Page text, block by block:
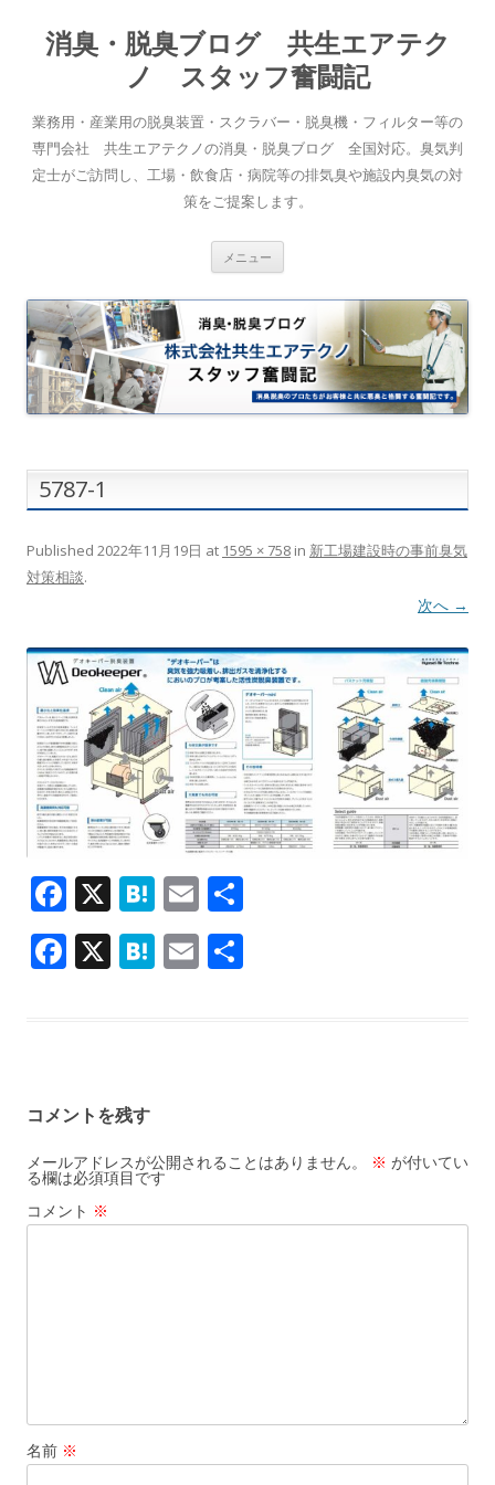
消臭・脱臭ブログ 共生エアテク
ノ スタッフ奮闘記
業務用・産業用の脱臭装置・スクラバー・脱臭機・フィルター等の
専門会社 共生エアテクノの消臭・脱臭ブログ 全国対応。臭気判
定士がご訪問し、工場・飲食店・病院等の排気臭や施設内臭気の対
策をご提案します。
メニュー
5787-1
Published 2022年11月19日 at 1595 × 758 in 新工場建設時の事前臭気
対策相談.
次へ →
F
ac
e
k
X H
at
e
E
m
ai
F
ac
o
k
X H
at
E
m
コメントを残す
メールアドレスが公開されることはありません。 ※ が付いてい
る欄は必須項目です
コメント ※
名前 ※